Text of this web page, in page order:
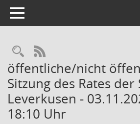
Toggle navigation
Rechercheauswahl
RSS-Feed
öffentliche/nicht
Sitzung des Rates der
Leverkusen -
18:10 Uhr